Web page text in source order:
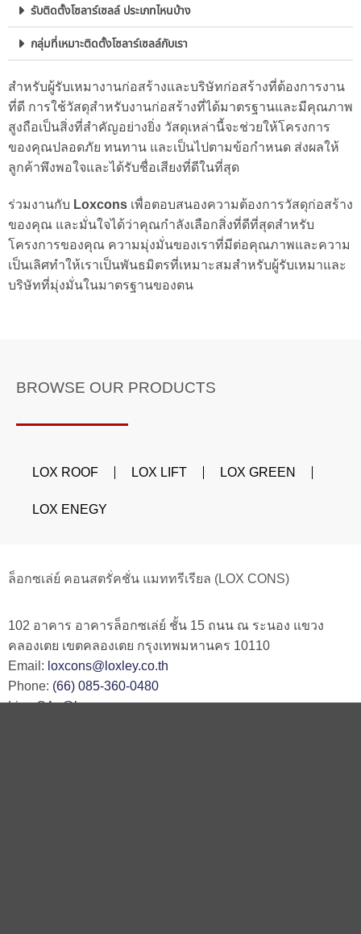
รับติดตั้งโซลาร์เซลล์ ประเภทไหนบ้าง
กลุ่มที่เหมาะติดตั้งโซลาร์เซลล์กับเรา
สำหรับผู้รับเหมางานก่อสร้างและบริษัทก่อสร้างที่ต้องการงาน
ที่ดี การใช้วัสดุสำหรับงานก่อสร้างที่ได้มาตรฐานและมีคุณภาพ
สูงถือเป็นสิ่งที่สำคัญอย่างยิ่ง วัสดุเหล่านี้จะช่วยให้โครงการ
ของคุณปลอดภัย ทนทาน และเป็นไปตามข้อกำหนด ส่งผลให้
ลูกค้าพึงพอใจและได้รับชื่อเสียงที่ดีในที่สุด
ร่วมงานกับ Loxcons เพื่อตอบสนองความต้องการวัสดุก่อสร้าง
ของคุณ และมั่นใจได้ว่าคุณกำลังเลือกสิ่งที่ดีที่สุดสำหรับ
โครงการของคุณ ความมุ่งมั่นของเราที่มีต่อคุณภาพและความ
เป็นเลิศทำให้เราเป็นพันธมิตรที่เหมาะสมสำหรับผู้รับเหมาและ
บริษัทที่มุ่งมั่นในมาตรฐานของตน
BROWSE OUR PRODUCTS
LOX ROOF LOX LIFT LOX GREEN
LOX ENEGY
ล็อกซเล่ย์ คอนสตรั่คชั่น แมททรีเรียล (LOX CONS)
102 อาคาร อาคารล็อกซเล่ย์ ชั้น 15 ถนน ณ ระนอง แขวง
คลองเตย เขตคลองเตย กรุงเทพมหานคร 10110
Email: loxcons@loxley.co.th
Phone: (66) 085-360-0480
Line OA:@loxcons